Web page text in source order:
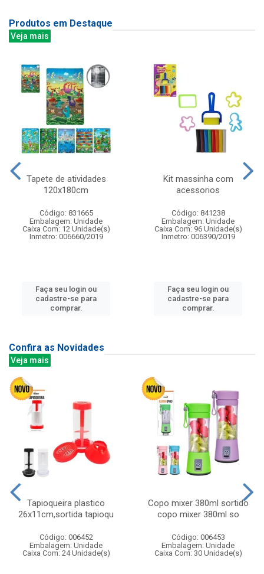
Produtos em Destaque
Veja mais
Tapete de atividades
120x180cm
Código: 831665
Embalagem: Unidade
Caixa Com: 12 Unidade(s)
Inmetro: 006660/2019
Faça seu login ou
cadastre-se para
comprar.
Kit massinha com
acessorios
Código: 841238
Embalagem: Unidade
Caixa Com: 96 Unidade(s)
Inmetro: 006390/2019
Faça seu login ou
cadastre-se para
comprar.
Confira as Novidades
Veja mais
Tapioqueira plastico
26x11cm,sortida tapioqu
Código: 006452
Embalagem: Unidade
Caixa Com: 24 Unidade(s)
Copo mixer 380ml sortido
copo mixer 380ml so
Código: 006453
Embalagem: Unidade
Caixa Com: 30 Unidade(s)